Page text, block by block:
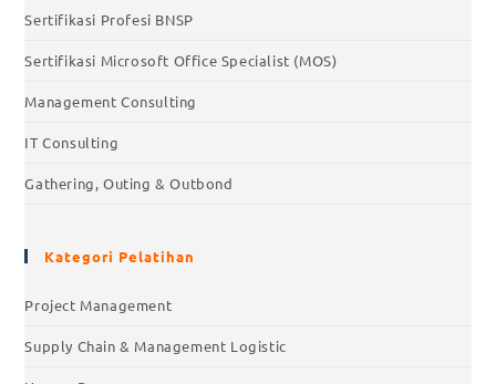
Sertifikasi Profesi BNSP
Sertifikasi Microsoft Office Specialist (MOS)
Management Consulting
IT Consulting
Gathering, Outing & Outbond
Kategori Pelatihan
Project Management
Supply Chain & Management Logistic